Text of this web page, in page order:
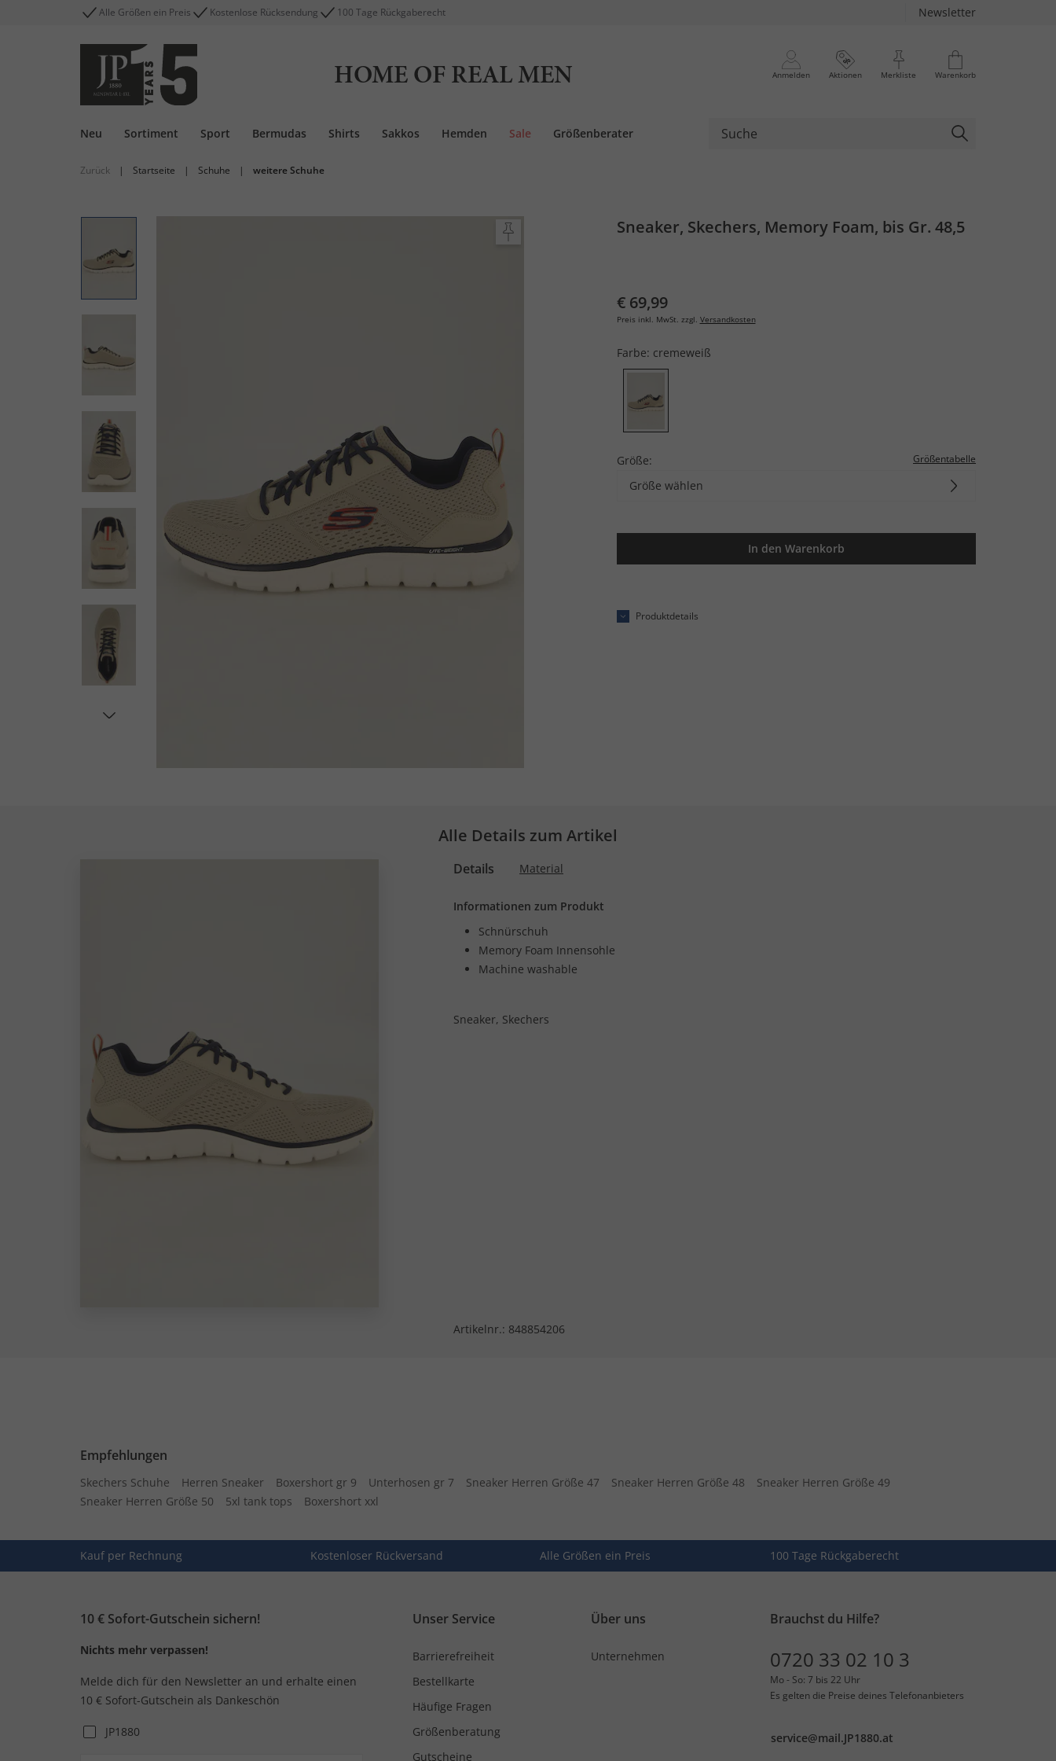
Alle Größen ein Preis Kostenlose Rücksendung 100 Tage Rückgaberecht Newsletter
HOME OF REAL MEN Anmelden Aktionen Merkliste Warenkorb
Neu Sortiment Sport Bermudas Shirts Sakkos Hemden Sale Größenberater
Zurück | Startseite | Schuhe | weitere Schuhe
Sneaker, Skechers, Memory Foam, bis Gr. 48,5
€ 69,99
Preis inkl. MwSt. zzgl. Versandkosten
Farbe: cremeweiß
Größe: Größentabelle
Größe wählen
In den Warenkorb
Produktdetails
Alle Details zum Artikel
Details Material
Informationen zum Produkt
Schnürschuh
Memory Foam Innensohle
Machine washable
Sneaker, Skechers
Artikelnr.: 848854206
Empfehlungen
Skechers Schuhe Herren Sneaker Boxershort gr 9 Unterhosen gr 7 Sneaker Herren Größe 47 Sneaker Herren Größe 48
Sneaker Herren Größe 49
Sneaker Herren Größe 50
5xl tank tops Boxershort xxl
Kauf per Rechnung Kostenloser Rückversand Alle Größen ein Preis 100 Tage Rückgaberecht
10 € Sofort-Gutschein sichern!
Nichts mehr verpassen!
Melde dich für den Newsletter an und erhalte einen
10 € Sofort-Gutschein als Dankeschön
JP1880
Unser Service
Barrierefreiheit
Bestellkarte
Häufige Fragen
Größenberatung
Gutscheine
Über uns
Unternehmen
Brauchst du Hilfe?
0720 33 02 10 3
Mo - So: 7 bis 22 Uhr
Es gelten die Preise deines Telefonanbieters
service@mail.JP1880.at